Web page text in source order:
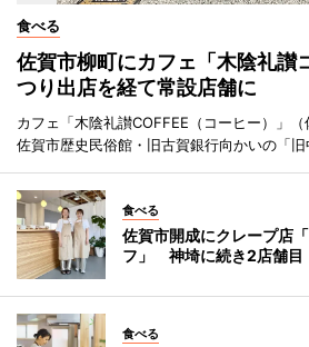
食べる
佐賀市柳町にカフェ「木陰礼
つり出店を経て常設店舗に
カフェ「木陰礼讃COFFEE（コーヒー）」（
佐賀市歴史民俗館・旧古賀銀行向かいの「旧
食べる
佐賀市開成にクレープ店
フ」 神埼に続き2店舗目
食べる